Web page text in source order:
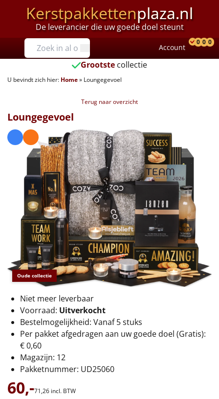
Kerstpakkettenplaza.nl
De leverancier die uw goede doel steunt
Prijzen
Tot €25
€25 tot €35
€40 tot €45
€45 tot €50
€50 tot €55
€55 tot €75
€75 tot €100
€100 en hoger
Alle kerstpakketten 2026
Thema
Origineel
Rituals
Luxe
Mannen
Account
0 0 0
Grootste collectie
U bevindt zich hier: Home» Loungegevoel
Terug naar overzicht
Oude collectie
Loungegevoel
Niet meer leverbaar
Voorraad: Uitverkocht
Bestelmogelijkheid: Vanaf 5 stuks
Per pakket afgedragen aan uw goede doel (Gratis):
€ 0,60
Magazijn: 12
Pakketnummer: UD25060
60,-71,26 incl. BTW